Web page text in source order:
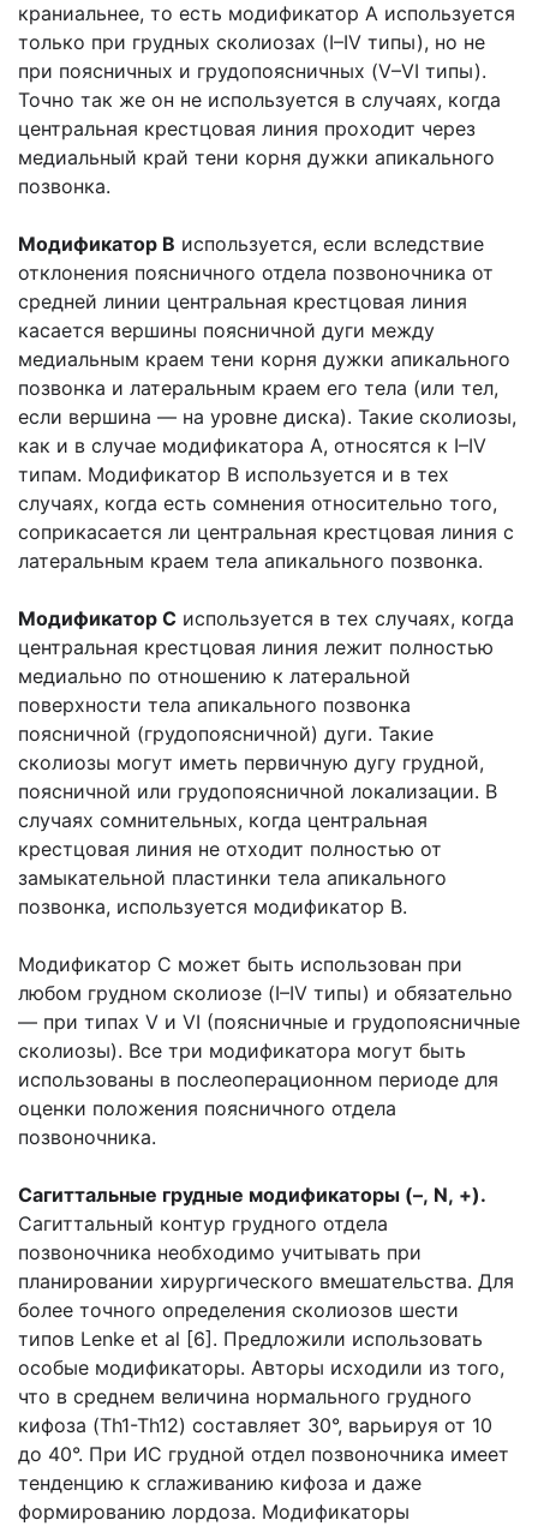
краниальнее, то есть модификатор А используется
только при грудных сколиозах (I–IV типы), но не
при поясничных и грудопоясничных (V–VI типы).
Точно так же он не используется в случаях, когда
центральная крестцовая линия проходит через
медиальный край тени корня дужки апикального
позвонка.
Модификатор В используется, если вследствие
отклонения поясничного отдела позвоночника от
средней линии центральная крестцовая линия
касается вершины поясничной дуги между
медиальным краем тени корня дужки апикального
позвонка и латеральным краем его тела (или тел,
если вершина — на уровне диска). Такие сколиозы,
как и в случае модификатора А, относятся к I–IV
типам. Модификатор В используется и в тех
случаях, когда есть сомнения относительно того,
соприкасается ли центральная крестцовая линия с
латеральным краем тела апикального позвонка.
Модификатор С используется в тех случаях, когда
центральная крестцовая линия лежит полностью
медиально по отношению к латеральной
поверхности тела апикального позвонка
поясничной (грудопоясничной) дуги. Такие
сколиозы могут иметь первичную дугу грудной,
поясничной или грудопоясничной локализации. В
случаях сомнительных, когда центральная
крестцовая линия не отходит полностью от
замыкательной пластинки тела апикального
позвонка, используется модификатор В.
Модификатор С может быть использован при
любом грудном сколиозе (I–IV типы) и обязательно
— при типах V и VI (поясничные и грудопоясничные
сколиозы). Все три модификатора могут быть
использованы в послеоперационном периоде для
оценки положения поясничного отдела
позвоночника.
Сагиттальные грудные модификаторы (–, N, +).
Сагиттальный контур грудного отдела
позвоночника необходимо учитывать при
планировании хирургического вмешательства. Для
более точного определения сколиозов шести
типов Lenke et al [6]. Предложили использовать
особые модификаторы. Авторы исходили из того,
что в среднем величина нормального грудного
кифоза (Th1-Th12) составляет 30°, варьируя от 10
до 40°. При ИС грудной отдел позвоночника имеет
тенденцию к сглаживанию кифоза и даже
формированию лордоза. Модификаторы